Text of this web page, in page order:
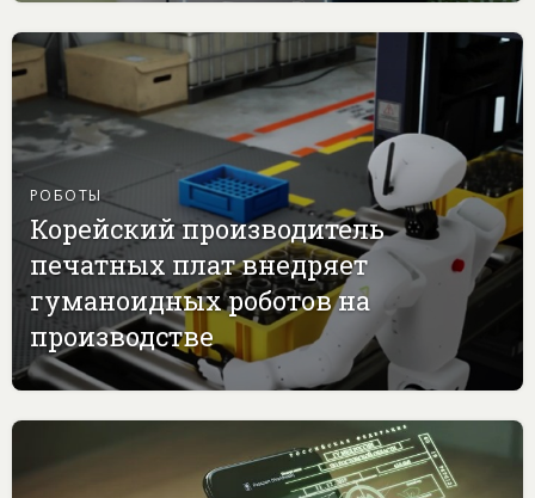
РОБОТЫ
Корейский производитель
печатных плат внедряет
гуманоидных роботов на
производстве